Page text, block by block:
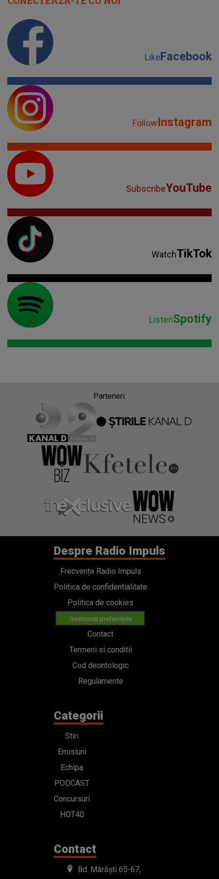
LikeFacebook
FollowInstagram
SubscribeYouTube
WatchTikTok
ListenSpotify
Parteneri:
Despre Radio Impuls
Frecvențe Radio Impuls
Politica de confidentialitate
Politica de cookies
Gestionați preferințele
Contact
Termeni si conditii
Cod deontologic
Regulamente
Categorii
Stiri
Emisiuni
Echipa
PODCAST
Concursuri
HOT40
Contact
Bd. Mărăști 65-67,